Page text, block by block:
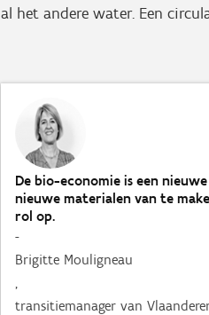
al het andere water. Een
De bio-economie is een
nieuwe materialen van te
rol op.
-
Brigitte Mouligneau
,
transitiemanager van